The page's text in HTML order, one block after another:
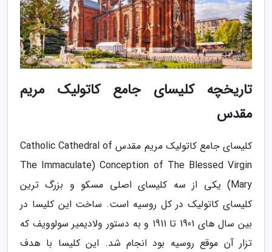
تاریخچه کلیسای جامع کاتولیک مریم
مقدس
کلیسای جامع کاتولیک مریم مقدس Catholic Cathedral of
The Immaculate) Conception of The Blessed Virgin
Mary) یکی از سه کلیسای اصلی مسکو و بزرگ ترین
کلیسای کاتولیک در کل روسیه است. ساخت این کلیسا در
بین سال های 1901 تا 1911 و به دستور ولادیمیر سولوویف که
تزار آن موقع روسیه بود انجام شد. این کلیسا با هدف